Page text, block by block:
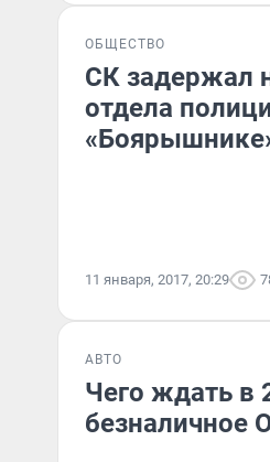
ОБЩЕСТВО
СК задержал
отдела
11 января, 2017, 20:29
АВТО
Чего ждать в
безналичное